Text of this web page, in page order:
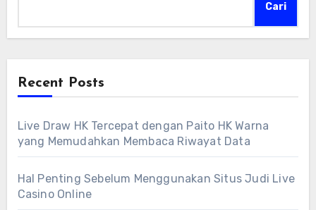
Cari
Recent Posts
Live Draw HK Tercepat dengan Paito HK Warna
yang Memudahkan Membaca Riwayat Data
Hal Penting Sebelum Menggunakan Situs Judi Live
Casino Online